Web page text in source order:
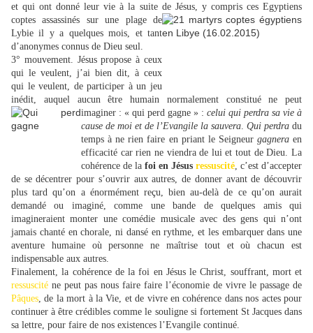
et qui ont donné leur vie à la suite de Jésus, y compris ces Egyptiens
coptes assassinés sur une plage de
Lybie il y a quelques mois, et tant
d’anonymes connus de Dieu seul.
3° mouvement. Jésus propose à ceux
qui le veulent, j’ai bien dit, à ceux
qui le veulent, de participer à un jeu
inédit, auquel aucun être humain normalement constitué ne peut
imaginer : « qui perd gagne » : celui qui perdra sa vie à
cause de moi et de l’Evangile la sauvera. Qui perdra du
temps à ne rien faire en priant le Seigneur gagneraen
efficacité car rien ne viendra de lui et tout de Dieu. La
cohérence de la foi en Jésus ressuscité, c’est d’accepter
de se décentrer pour s’ouvrir aux autres, de donner avant de découvrir
plus tard qu’on a énormément reçu, bien au-delà de ce qu’on aurait
demandé ou imaginé, comme une bande de quelques amis qui
imagineraient monter une comédie musicale avec des gens qui n’ont
jamais chanté en chorale, ni dansé en rythme, et les embarquer dans une
aventure humaine où personne ne maîtrise tout et où chacun est
indispensable aux autres.
Finalement, la cohérence de la foi en Jésus le Christ, souffrant, mort et
ressuscité ne peut pas nous faire faire l’économie de vivre le passage de
Pâques, de la mort à la Vie, et de vivre en cohérence dans nos actes pour
continuer à être crédibles comme le souligne si fortement St Jacques dans
sa lettre, pour faire de nos existences l’Evangile continué.